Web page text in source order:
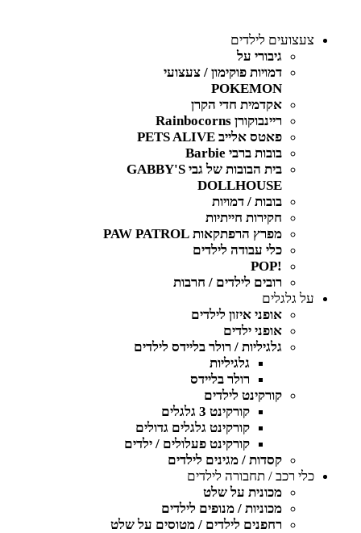
צעצועים לילדים
גיבורי על
דמויות פוקימון / צעצועי
POKEMON
אקדמית חדי הקרן
ריינבוקורן Rainbocorns
פאטס אלייב PETS ALIVE
בובות ברבי Barbie
בית הבובות של גבי GABBY'S
DOLLHOUSE
בובות / דמויות
חקירות חייתיות
מפרץ הרפתקאות PAW PATROL
כלי עבודה לילדים
!POP
רובים לילדים / חרבות
על גלגלים
אופני איזון לילדים
אופני ילדים
גלגיליות / רולר בליידס לילדים
גלגיליות
רולר בליידס
קורקינט לילדים
קורקינט 3 גלגלים
קורקינט גלגלים גדולים
קורקינט פעלולים / ילדים
קסדות / מגינים לילדים
כלי רכב / תחבורה לילדים
מכונית על שלט
מכוניות / מנופים לילדים
רחפנים לילדים / מטוסים על שלט